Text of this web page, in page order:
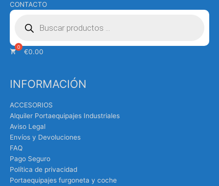
CONTACTO
Búsqueda
productos
€0.00
INFORMACIÓN
ACCESORIOS
Alquiler Portaequipajes Industriales
Aviso Legal
Envíos y Devoluciones
FAQ
Pago Seguro
Política de privacidad
Portaequipajes furgoneta y coche